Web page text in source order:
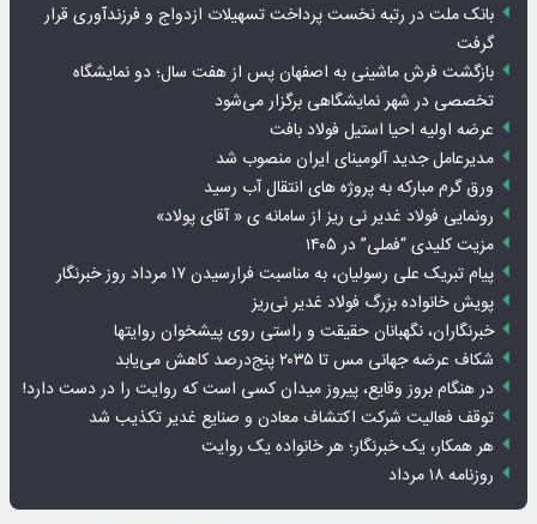
بانک ملت در رتبه نخست پرداخت تسهیلات ازدواج و فرزندآوری قرار
گرفت
بازگشت فرش ماشینی به اصفهان پس از هفت سال؛ دو نمایشگاه
تخصصی در شهر نمایشگاهی برگزار می‌شود
عرضه اولیه احیا استیل فولاد بافت
مدیرعامل جدید آلومینای ایران منصوب شد
ورق گرم مبارکه به پروژه های انتقال آب رسید
رونمایی فولاد غدیر نی ریز از سامانه ی « آقای پولاد»
مزیت کلیدی “فملی” در ۱۴۰۵
پیام تبریک علی رسولیان، به مناسبت فرارسیدن ۱۷ مرداد روز خبرنگار
پویش خانواده بزرگ فولاد غدیر نی‌ریز
خبرنگاران، نگهبانان حقیقت و راستی روی پیشخوان روایت­ها
شکاف عرضه جهانی مس تا ۲۰۳۵ پنج‌درصد کاهش می‌یابد
در هنگام بروز وقایع، پیروز میدان کسی است که روایت را در دست دارد!
توقف فعالیت شرکت اکتشاف معادن و صنایع غدیر تکذیب شد
هر همکار، یک خبرنگار؛ هر خانواده یک روایت
روزنامه ۱۸ مرداد